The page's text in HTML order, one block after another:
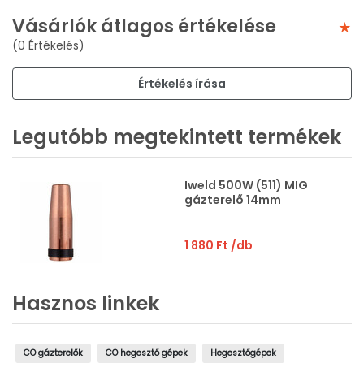
Vásárlók átlagos értékelése
(0 Értékelés)
Értékelés írása
Legutóbb megtekintett termékek
Iweld 500W (511) MIG
gázterelő 14mm
1 880 Ft /db
Hasznos linkek
CO gázterelők CO hegesztő gépek Hegesztőgépek